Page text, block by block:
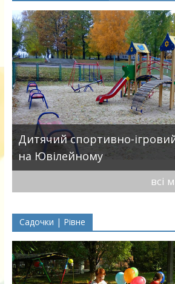
Дитячий спортивно-
на Ювілейному
всі
Садочки | Рівне